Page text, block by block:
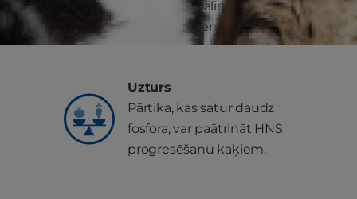
ievērojami palielinās iespēja
saslimt ar nieru slimību [2]
Uzturs
Pārtika, kas satur daudz
fosfora, var paātrināt HNS
progresēšanu kaķiem.